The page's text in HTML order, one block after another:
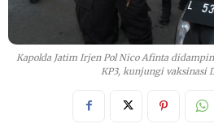
Kapolda Jatim Irjen Pol Nico Afinta
KP3, kunjungi vaksinasi